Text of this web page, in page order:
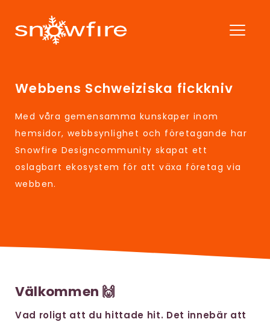
Webbens Schweiziska fickkniv
Med våra gemensamma kunskaper inom
hemsidor, webbsynlighet och företagande har
Snowfire Designcommunity skapat ett
oslagbart ekosystem för att växa företag via
webben.
Välkommen 🙌
Vad roligt att du hittade hit. Det innebär att